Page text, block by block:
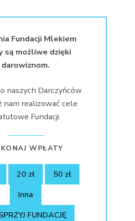
Fundacji Mlekiem
są możliwe dzięki
darowiznom.
naszych Darczyńców
nam realizować cele
Fundacji.
WPŁATY
20 zł
50 zł
Inna
FUNDACJĘ